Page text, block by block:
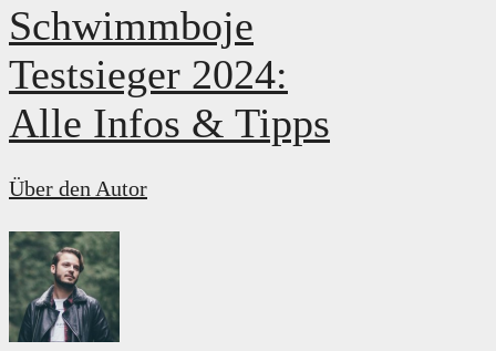
Schwimmboje
Testsieger 2024:
Alle Infos & Tipps
Über den Autor